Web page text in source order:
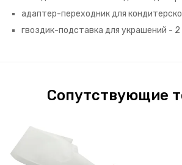
адаптер-переходник для
гвоздик-подставка для украшений -
Сопутствующие